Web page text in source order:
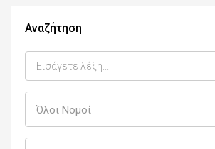
Αναζήτηση
Όλοι Νομοί